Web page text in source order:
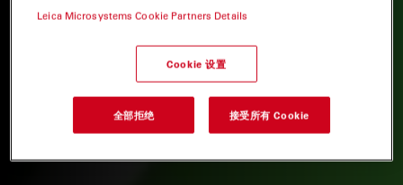
Leica Microsystems Cookie Partners Details
Cookie 设置
全部拒绝 接受所有 Cookie